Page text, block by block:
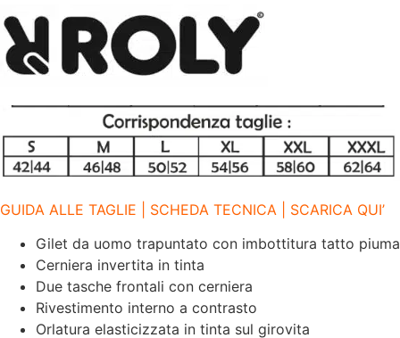
IMPERMEABILE
CHIUSURA
A
ZIP
ROLY
GUIDA ALLE TAGLIE | SCHEDA TECNICA | SCARICA QUI’
Gilet da uomo trapuntato con imbottitura tatto piuma
Cerniera invertita in tinta
Due tasche frontali con cerniera
Rivestimento interno a contrasto
Orlatura elasticizzata in tinta sul girovita